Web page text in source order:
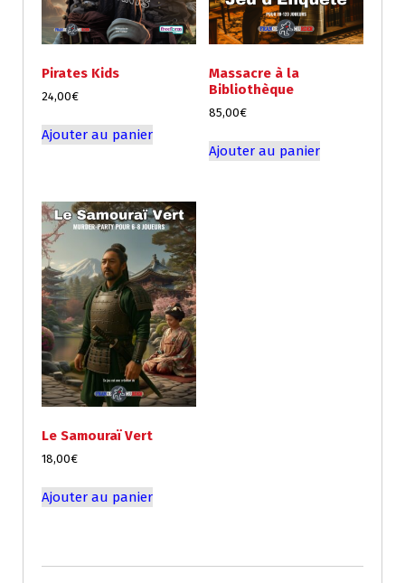
Pirates Kids
24,00€
Ajouter au panier
Massacre à la
Bibliothèque
85,00€
Ajouter au panier
Le Samouraï Vert
18,00€
Ajouter au panier